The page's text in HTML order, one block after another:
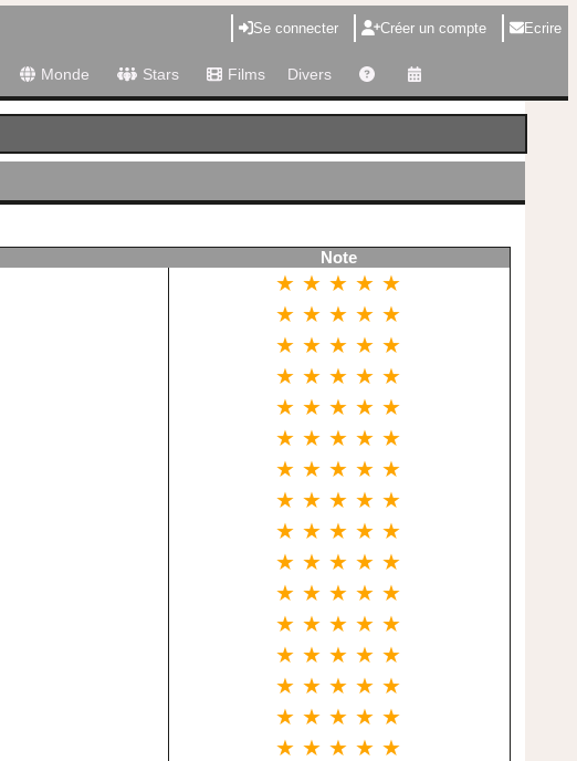
Se connecter Créer un compte Ecrire
Monde Stars Films Divers
Note
★ ★ ★ ★ ★
★ ★ ★ ★ ★
★ ★ ★ ★ ★
★ ★ ★ ★ ★
★ ★ ★ ★ ★
★ ★ ★ ★ ★
★ ★ ★ ★ ★
★ ★ ★ ★ ★
★ ★ ★ ★ ★
★ ★ ★ ★ ★
★ ★ ★ ★ ★
★ ★ ★ ★ ★
★ ★ ★ ★ ★
★ ★ ★ ★ ★
★ ★ ★ ★ ★
★ ★ ★ ★ ★